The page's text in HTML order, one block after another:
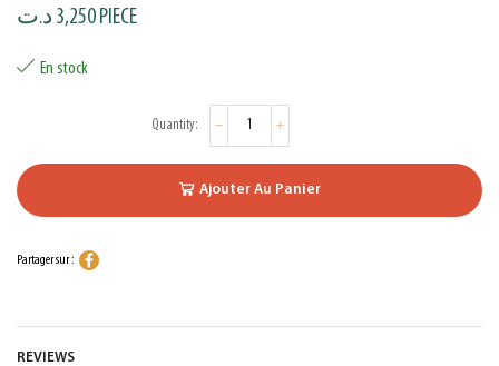
3,250د.ت PIECE
En stock
Ajouter Au Panier
Partager sur :
REVIEWS